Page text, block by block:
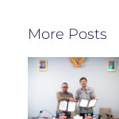
More Posts